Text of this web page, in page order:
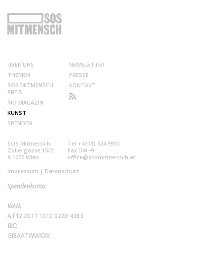
ÜBER UNS
THEMEN
SOS MITMENSCH
PREIS
MO MAGAZIN
KUNST
SPENDEN
NEWSLETTER
PRESSE
KONTAKT
SOS Mitmensch
Zollergasse 15/2
A 1070 Wien
Tel +43 (1) 524 9900
Fax DW -9
office@sosmitmensch.at
Impressum | Datenschutz
Spendenkonto:
IBAN:
AT12 2011 1310 0220 4383
BIC:
GIBAATWWXXX